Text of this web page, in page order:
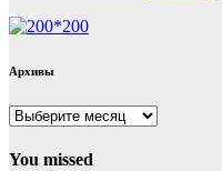
Архивы
Архивы
You missed